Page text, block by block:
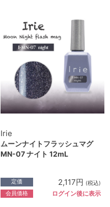
Irie
ムーンナイトフラッシュマグ
MN-07 ナイト 12mL
定価 2,117円 (税込)
会員価格 ログイン後に表示